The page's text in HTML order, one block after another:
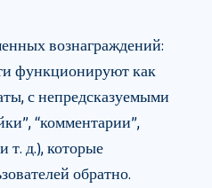
вознаграждений:
функционируют как
с непредсказуемыми
“комментарии”,
т. д.), которые
обратно.